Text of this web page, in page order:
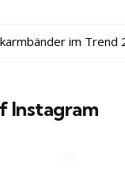
im Trend
Instagram